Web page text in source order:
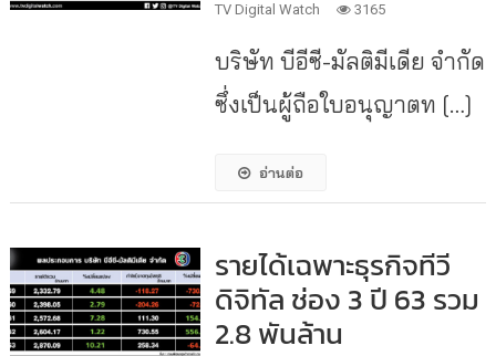
TV Digital Watch
3165
บริษัท บีอีซี-มัลติมีเดีย จำกัด
ซึ่งเป็นผู้ถือใบอนุญาตท […]
อ่านต่อ
รายได้เฉพาะธุรกิจทีวี
ดิจิทัล ช่อง 3 ปี 63 รวม
2.8 พันล้าน